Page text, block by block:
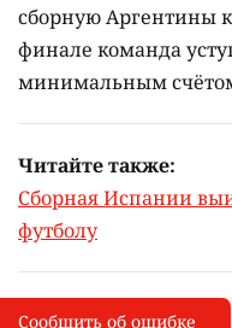
сборную Аргентины
финале команда
минимальным
Читайте также:
Сборная Испании
футболу
I
Сообщить об опечатке
Сообщить об ошибке